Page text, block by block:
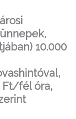
10.000
Ft/fél óra,